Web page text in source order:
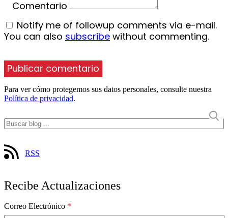
Comentario
Notify me of followup comments via e-mail.
You can also subscribe without commenting.
Para ver cómo protegemos sus datos personales, consulte nuestra
Política de privacidad.
RSS
Recibe Actualizaciones
Correo Electrónico *